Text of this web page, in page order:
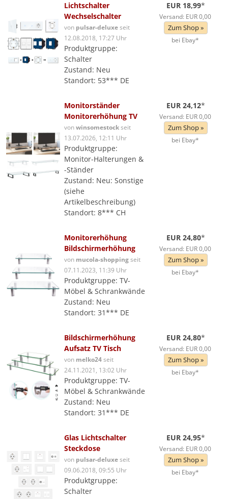
Lichtschalter
Wechselschalter
von pulsar-deluxeseit
12.08.2018, 17:27 Uhr
Produktgruppe:
Schalter
Zustand: Neu
Standort: 53*** DE
EUR 18,99*
Versand: EUR 0,00
Zum Shop »
bei Ebay*
Monitorständer
Monitorerhöhung TV
vonwinsomestockseit
13.07.2026, 12:11 Uhr
Produktgruppe:
Monitor-Halterungen &
-Ständer
Zustand: Neu: Sonstige
(siehe
Artikelbeschreibung)
Standort: 8*** CH
EUR 24,12*
Versand: EUR 0,00
Zum Shop »
bei Ebay*
Monitorerhöhung
Bildschirmerhöhung
von mucola-shoppingseit
07.11.2023, 11:39 Uhr
Produktgruppe: TV-
Möbel & Schrankwände
Zustand: Neu
Standort: 31*** DE
EUR 24,80*
Versand: EUR 0,00
Zum Shop »
bei Ebay*
Bildschirmerhöhung
Aufsatz TV Tisch
von melko24seit
24.11.2021, 13:02 Uhr
Produktgruppe: TV-
Möbel & Schrankwände
Zustand: Neu
Standort: 31*** DE
EUR 24,80*
Versand: EUR 0,00
Zum Shop »
bei Ebay*
Glas Lichtschalter
Steckdose
von pulsar-deluxeseit
09.06.2018, 09:55 Uhr
Produktgruppe:
Schalter
EUR 24,95*
Versand: EUR 0,00
Zum Shop »
bei Ebay*